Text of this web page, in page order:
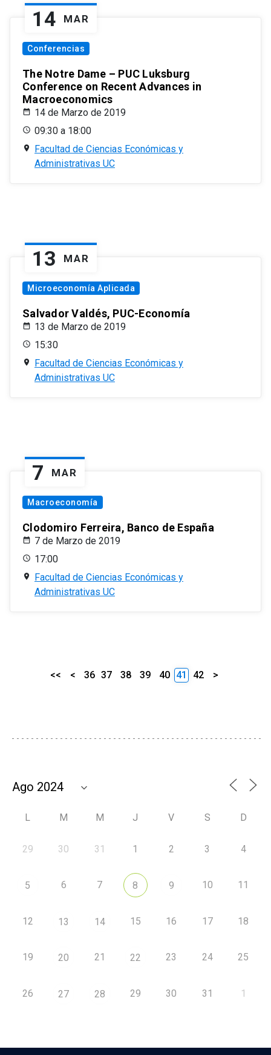
14 MAR
Conferencias
The Notre Dame – PUC Luksburg
Conference on Recent Advances in
Macroeconomics
14 de Marzo de 2019
09:30 a 18:00
Facultad de Ciencias Económicas y
Administrativas UC
13 MAR
Microeconomía Aplicada
Salvador Valdés, PUC-Economía
13 de Marzo de 2019
15:30
Facultad de Ciencias Económicas y
Administrativas UC
7 MAR
Macroeconomía
Clodomiro Ferreira, Banco de España
7 de Marzo de 2019
17:00
Facultad de Ciencias Económicas y
Administrativas UC
<< < 36 37 38 39 40 41 42 >
L M M J V S D
29 30 31 1 2 3 4
5 6 7 8 9 10 11
12 13 14 15 16 17 18
19 20 21 22 23 24 25
26 27 28 29 30 31 1